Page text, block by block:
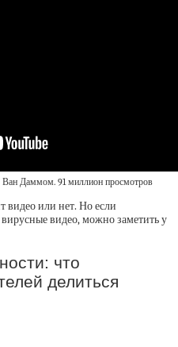
Даммом. 91 миллион просмотров
видео или нет. Но если
видео, можно заметить у
что
делиться